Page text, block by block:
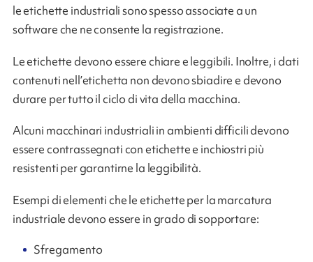
le etichette industriali sono spesso associate a un
software che ne consente la registrazione.
Le etichette devono essere chiare e leggibili. Inoltre, i dati
contenuti nell’etichetta non devono sbiadire e devono
durare per tutto il ciclo di vita della macchina.
Alcuni macchinari industriali in ambienti difficili devono
essere contrassegnati con etichette e inchiostri più
resistenti per garantirne la leggibilità.
Esempi di elementi che le etichette per la marcatura
industriale devono essere in grado di sopportare:
Sfregamento